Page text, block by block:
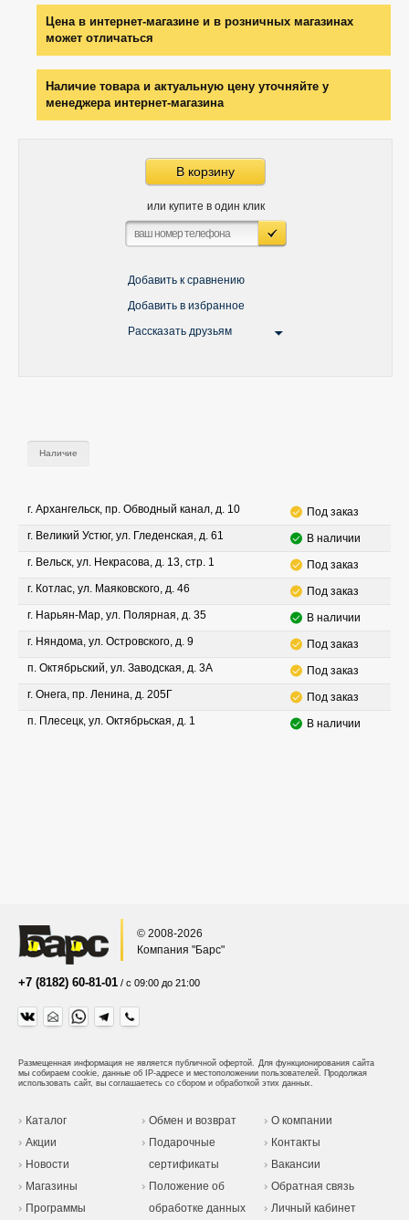
Цена в интернет-магазине и в розничных магазинах
может отличаться
Наличие товара и актуальную цену уточняйте у
менеджера интернет-магазина
В корзину
или купите в один клик
Добавить к сравнению
Добавить в избранное
Рассказать друзьям
Наличие
г. Архангельск, пр. Обводный канал, д. 10
Под заказ
г. Великий Устюг, ул. Гледенская, д. 61
В наличии
г. Вельск, ул. Некрасова, д. 13, стр. 1
Под заказ
г. Котлас, ул. Маяковского, д. 46
Под заказ
г. Нарьян-Мар, ул. Полярная, д. 35
В наличии
г. Няндома, ул. Островского, д. 9
Под заказ
п. Октябрьский, ул. Заводская, д. 3А
Под заказ
г. Онега, пр. Ленина, д. 205Г
Под заказ
п. Плесецк, ул. Октябрьская, д. 1
В наличии
© 2008-2026
Компания "Барс"
+7 (8182) 60-81-01 / с 09:00 до 21:00
Размещенная информация не является публичной офертой. Для функционирования сайта
мы собираем cookie, данные об IP-адресе и местоположении пользователей. Продолжая
использовать сайт, вы соглашаетесь со сбором и обработкой этих данных.
Каталог
Акции
Новости
Магазины
Программы
Обмен и возврат
Подарочные
сертификаты
Положение об
обработке данных
О компании
Контакты
Вакансии
Обратная связь
Личный кабинет